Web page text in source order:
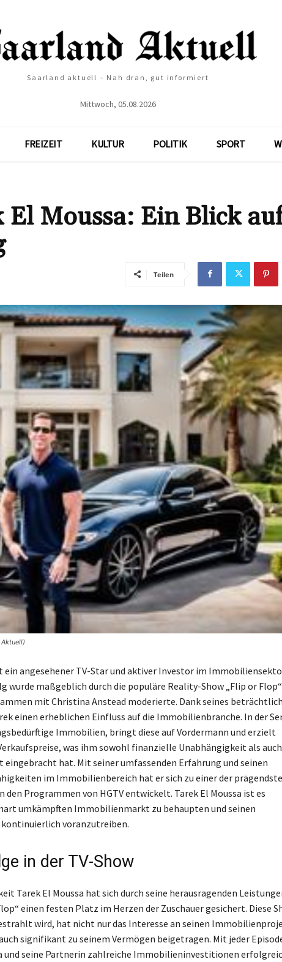
Saarland aktuell – Nah dran, gut informiert
Mittwoch, 05.08.2026
FREIZEIT KULTUR POLITIK SPORT
El Moussa: Ein Blick
Teilen
ein angesehener TV-Star und aktiver Investor im
wurde maßgeblich durch die populäre Reality-Show „Flip or Flop“
mit Christina Anstead moderierte. Dank seines
einen erheblichen Einfluss auf die Immobilienbranche. In der
Immobilien, bringt diese auf Vordermann und erzielt
was ihm sowohl finanzielle Unabhängigkeit als auch
hat. Mit seiner umfassenden Erfahrung und seinen
im Immobilienbereich hat er sich zu einer der
den Programmen von HGTV entwickelt. Tarek El Moussa ist es
umkämpften Immobilienmarkt zu behaupten und seinen
kontinuierlich voranzutreiben.
in der TV-Show
Tarek El Moussa hat sich durch seine herausragenden
einen festen Platz im Herzen der Zuschauer gesichert. Diese
wird, hat nicht nur das Interesse an seinen
signifikant zu seinem Vermögen beigetragen. Mit jeder
und seine Partnerin zahlreiche Immobilieninvestitionen